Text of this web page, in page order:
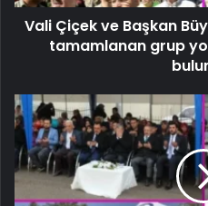
Vali Çiçek ve Başkan
tamamlanan grup